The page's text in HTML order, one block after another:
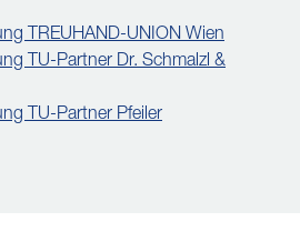
TREUHAND-UNION Wien
TU-Partner Dr. Schmalzl &
TU-Partner Pfeiler